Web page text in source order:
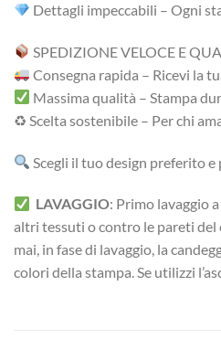
Dettagli impeccabili – Ogni
SPEDIZIONE VELOCE E
Consegna rapida – Ricevi la
Massima qualità – Stampa
♻ Scelta sostenibile – Per chi
Scegli il tuo design preferito
LAVAGGIO: Primo lavaggio
altri tessuti o contro le pareti del
mai, in fase di lavaggio, la
colori della stampa. Se utilizzi